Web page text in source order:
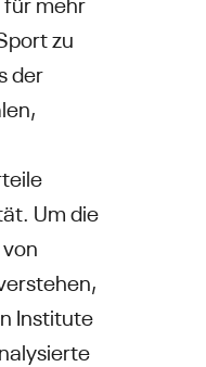
zu
der
Um die
Institute